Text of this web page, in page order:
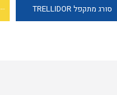
סורג מתקפל TRELLIDOR